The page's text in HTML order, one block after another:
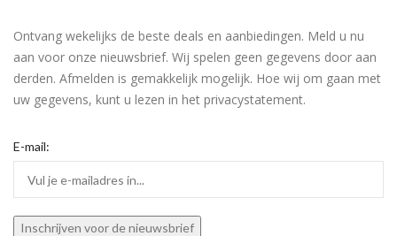
Ontvang wekelijks de beste deals en aanbiedingen. Meld u nu
aan voor onze nieuwsbrief. Wij spelen geen gegevens door aan
derden. Afmelden is gemakkelijk mogelijk. Hoe wij om gaan met
uw gegevens, kunt u lezen in het privacystatement.
E-mail: